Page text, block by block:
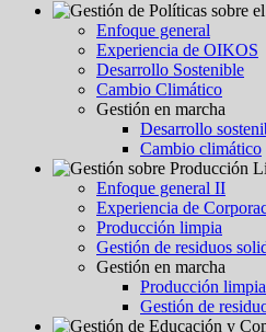
Enfoque general
Experiencia de OIKOS
Desarrollo Sostenible
Cambio Climático
Gestión en marcha
Desarrollo
Cambio climático
Enfoque general II
Experiencia de
Producción limpia
Gestión de residuos
Gestión en marcha
Producción
Gestión de